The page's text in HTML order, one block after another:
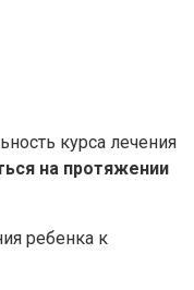
курса лечения
на протяжении
ребенка к